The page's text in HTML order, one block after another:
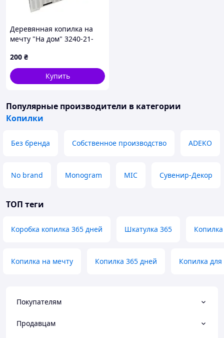
Деревянная копилка на
мечту "На дом" 3240-21-
200 ₴
Купить
Популярные производители в категории
Копилки
Без бренда Собственное производство ADEKO
No brand Monogram MIC Сувенир-Декор
ТОП теги
Коробка копилка 365 дней Шкатулка 365
Копилка на мечту Копилка 365 дней Копилка
Покупателям
Продавцам